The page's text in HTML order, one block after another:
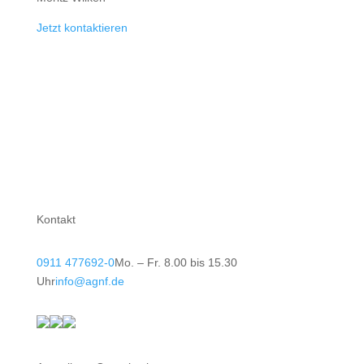
Jetzt kontaktieren
Kontakt
0911 477692-0Mo. – Fr. 8.00 bis 15.30
Uhrinfo@agnf.de